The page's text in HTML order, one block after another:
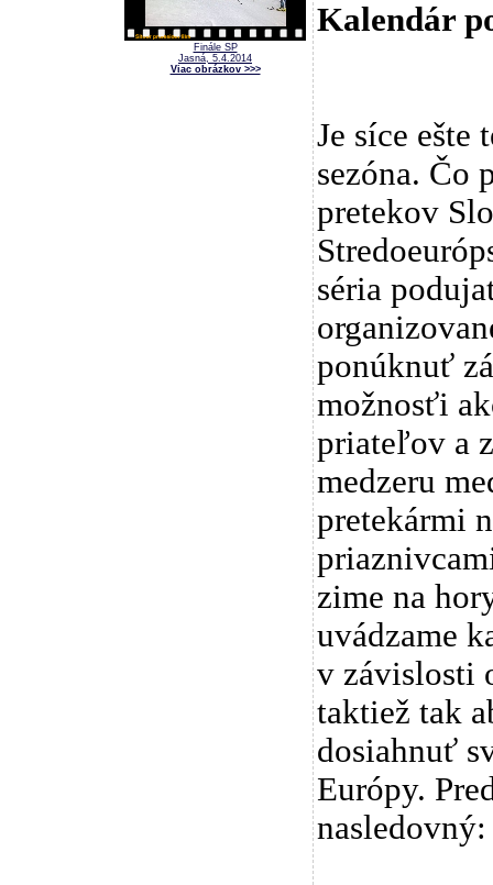
Finále SP
Jasná, 5.4.2014
Viac obrázkov >>>
Kalendár
Je síce ešte
sezóna. Čo
pretekov
séria
ponúknuť
možnosťi
priateľov a
medzeru
pretekármi
zime na
uvádzame
v závislosti
taktiež tak
dosiahnuť
Európy.
nasledovný: